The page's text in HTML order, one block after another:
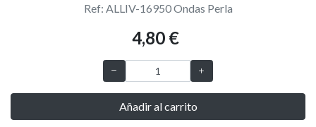
Ref: ALLIV-16950 Ondas Perla
4,80 €
Añadir al carrito